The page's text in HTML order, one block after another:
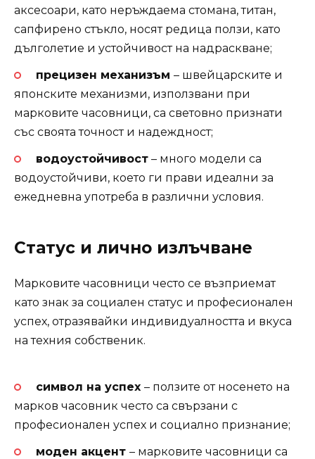
аксесоари, като неръждаема стомана, титан,
сапфирено стъкло, носят редица ползи, като
дълголетие и устойчивост на надраскване;
прецизен механизъм – швейцарските и
японските механизми, използвани при
марковите часовници, са световно признати
със своята точност и надеждност;
водоустойчивост– много модели са
водоустойчиви, което ги прави идеални за
ежедневна употреба в различни условия.
Статус и лично излъчване
Марковите часовници често се възприемат
като знак за социален статус и професионален
успех, отразявайки индивидуалността и вкуса
на техния собственик.
символ на успех – ползите от носенето на
марков часовник често са свързани с
професионален успех и социално признание;
моден акцент – марковите часовници са